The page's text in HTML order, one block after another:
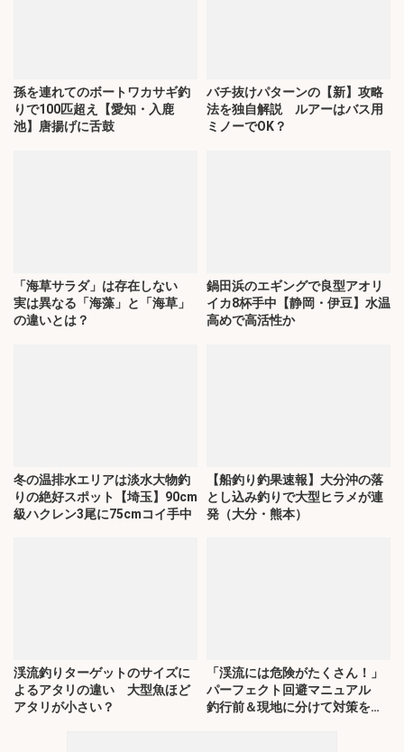
孫を連れてのボートワカサギ釣
りで100匹超え【愛知・入鹿
池】唐揚げに舌鼓
バチ抜けパターンの【新】攻略
法を独自解説 ルアーはバス用
ミノーでOK？
「海草サラダ」は存在しない
実は異なる「海藻」と「海草」
の違いとは？
鍋田浜のエギングで良型アオリ
イカ8杯手中【静岡・伊豆】水温
高めで高活性か
冬の温排水エリアは淡水大物釣
りの絶好スポット【埼玉】90cm
級ハクレン3尾に75cmコイ手中
【船釣り釣果速報】大分沖の落
とし込み釣りで大型ヒラメが連
発（大分・熊本）
渓流釣りターゲットのサイズに
よるアタリの違い 大型魚ほど
アタリが小さい？
「渓流には危険がたくさん！」
パーフェクト回避マニュアル
釣行前＆現地に分けて対策を解